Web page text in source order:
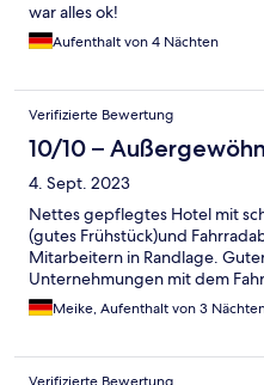
war alles ok!
Aufenthalt von 4 Nächten
Verifizierte Bewertung
10/10 –
4. Sept. 2023
Nettes gepflegtes Hotel mit
(gutes Frühstück)und
Mitarbeitern in Randlage.
Unternehmungen mit dem
Meike, Aufenthalt von 3